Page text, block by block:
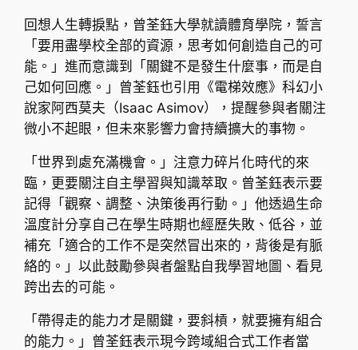
回想人生轉捩點，曾荃鈺大學就讀體育學院，誓言
「要用盡學校全部的資源，思考如何創造自己的可
能。」進而意識到「關鍵不是發生什麼事，而是自
己如何回應。」曾荃鈺也引用《電梯效應》科幻小
說家阿西莫夫（Isaac Asimov），提醒參與者關注
微小不起眼，但未來影響力會持續擴大的事物。
「世界到處充滿機會。」注意力碎片化時代的來
臨，更要關注自主學習與知識萃取。曾荃鈺表示要
記得「觀察、調整、決策後再行動。」他透過生命
溫度計分享自己在學生時期也經歷失敗、低谷，並
補充「適合的工作不是突然冒出來的，背後是有脈
絡的。」以此鼓勵參與者盤點自我學習地圖、看見
跨出去的可能。
「帶得走的能力才是關鍵，要斜槓，就要擁有組合
的能力。」曾荃鈺表示現今跨域組合式工作者當